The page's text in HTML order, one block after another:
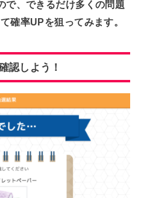
で、できるだけ多くの問題
確率UPを狙ってみます。
認しよう！